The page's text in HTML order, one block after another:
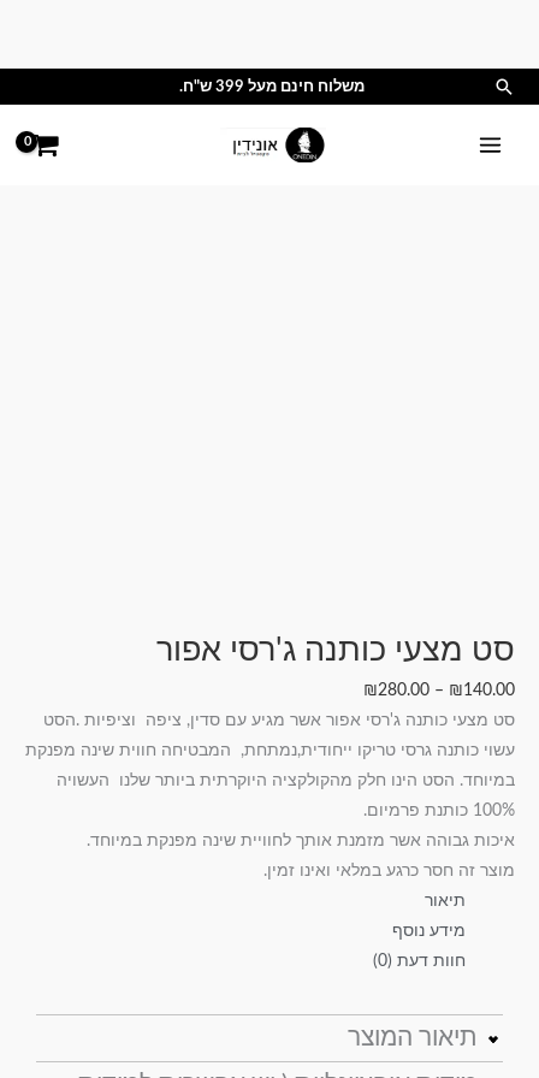
חיפוש משלוח חינם מעל 399 ש"ח.
סט מצעי כותנה ג'רסי אפור
₪ 140.00
–
₪280.00
סט מצעי כותנה ג'רסי אפור אשר מגיע עם סדין, ציפה וציפיות .הסט
עשוי כותנה גרסי טריקו ייחודית,נמתחת, המבטיחה חווית שינה מפנקת
במיוחד. הסט הינו חלק מהקולקציה היוקרתית ביותר שלנו העשויה
100% כותנת פרמיום.
איכות גבוהה אשר מזמנת אותך לחוויית שינה מפנקת במיוחד.
מוצר זה חסר כרגע במלאי ואינו זמין.
תיאור
מידע נוסף
חוות דעת (0)
תיאור המוצר